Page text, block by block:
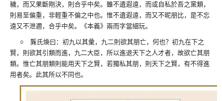
穢，而又果斷剛決，則合乎中矣。雖不遺遐遠，而或自私於吾之黨類，
則易至偏重，非輕重不偏之中也。惟不遺遐遠，而又不昵朋比，是不忘
遠又不泄邇，合乎中矣。《本義》兩而字當細玩。
○ 龔氏煥曰：初九以其彙，九二則欲其朋亡，何也？初九在下之
賢，則欲其引類而進，九二大臣，所以進退天下之人才者，故欲亡其朋
類。惟亡其朋類則能用天下之賢，若獨私其朋，則天下之賢，有不得進
用者矣。此其所以不同也。